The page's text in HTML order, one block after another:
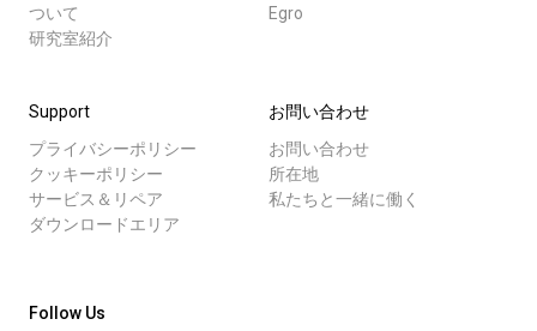
ついて
研究室紹介
Egro
Support
プライバシーポリシー
クッキーポリシー
サービス＆リペア
ダウンロードエリア
お問い合わせ
お問い合わせ
所在地
私たちと一緒に働く
Follow Us